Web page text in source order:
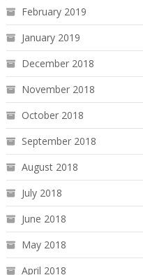
February 2019
January 2019
December 2018
November 2018
October 2018
September 2018
August 2018
July 2018
June 2018
May 2018
April 2018